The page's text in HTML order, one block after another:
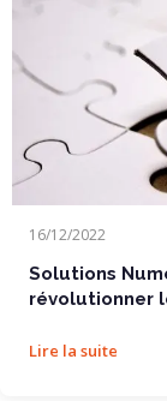
Solutions
gestion d’entreprise ?
16/12/2022
Solutions
révolutionner
Lire la suite